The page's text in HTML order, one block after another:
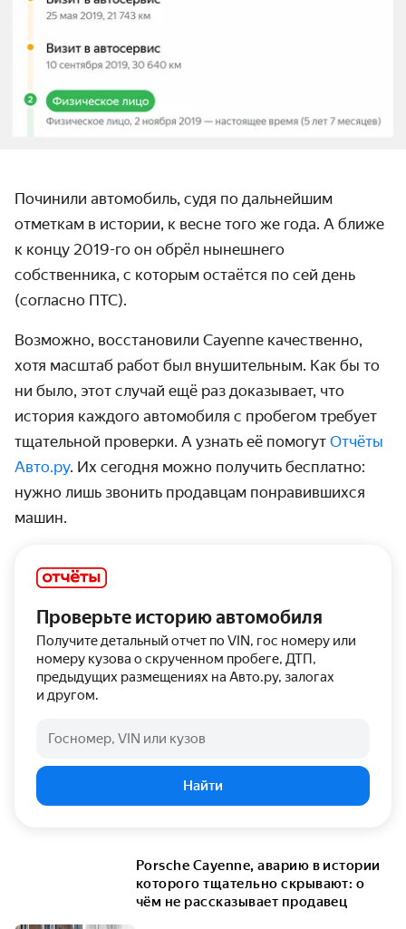
Починили автомобиль, судя по дальнейшим
отметкам в истории, к весне того же года. А ближе
к концу 2019-го он обрёл нынешнего
собственника, с которым остаётся по сей день
(согласно ПТС).
Возможно, восстановили Cayenne качественно,
хотя масштаб работ был внушительным. Как бы то
ни было, этот случай ещё раз доказывает, что
история каждого автомобиля с пробегом требует
тщательной проверки. А узнать её помогут Отчёты
Авто.ру. Их сегодня можно получить бесплатно:
нужно лишь звонить продавцам понравившихся
машин.
Проверьте историю автомобиля
Получите детальный отчет по VIN, гос номеру или
номеру кузова о скрученном пробеге, ДТП,
предыдущих размещениях на Авто.ру, залогах
и другом.
Госномер, VIN или кузов
Найти
Porsche Cayenne, аварию в истории
которого тщательно скрывают: о
чём не рассказывает продавец